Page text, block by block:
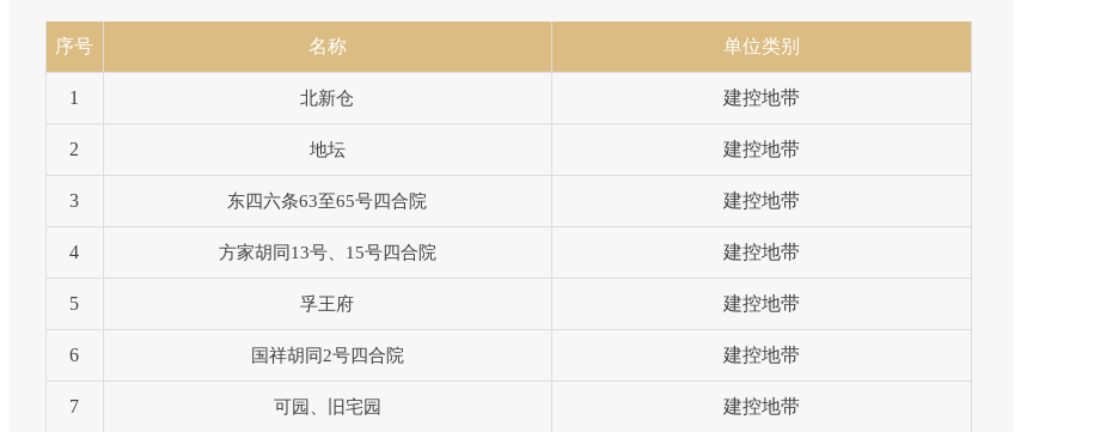
术品交易指数
序号 名称 单位类别
1 北新仓 建控地带
2 地坛 建控地带
3 东四六条63至65号四合院 建控地带
4 方家胡同13号、15号四合院 建控地带
5 孚王府 建控地带
6 国祥胡同2号四合院 建控地带
7 可园、旧宅园 建控地带